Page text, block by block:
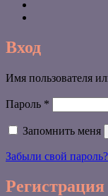
Вход
Имя пользователя
Пароль *
Запомнить меня
Забыли свой пароль?
Регистрация